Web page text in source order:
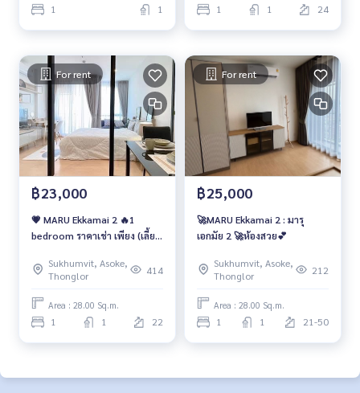
1 1 1 1 24
For rent
฿23,000
💗 MARU Ekkamai 2 🔥1
bedroom ราคาเช่า เพียง (เลี้ยง
Sukhumvit, Asoke,
Thonglor
414
Area : 28.00 Sq.m.
1 1 22
For rent
฿25,000
🚀MARU Ekkamai 2 : มารุ
เอกมัย 2 🚀ห้องสวย💕
Sukhumvit, Asoke,
Thonglor
212
Area : 28.00 Sq.m.
1 1 21-50